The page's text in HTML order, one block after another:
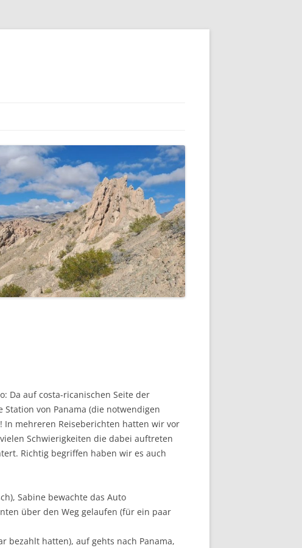
Da auf costa-ricanischen Seite der
von Panama (die notwendigen
In mehreren Reiseberichten hatten wir vor
Schwierigkeiten die dabei auftreten
Richtig begriffen haben wir es auch
Sabine bewachte das Auto
über den Weg gelaufen (für ein paar
bezahlt hatten), auf gehts nach Panama,